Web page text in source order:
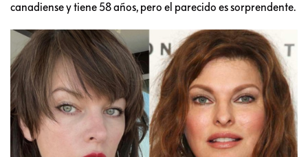
canadiense y tiene 58 años, pero el parecido es sorprendente.